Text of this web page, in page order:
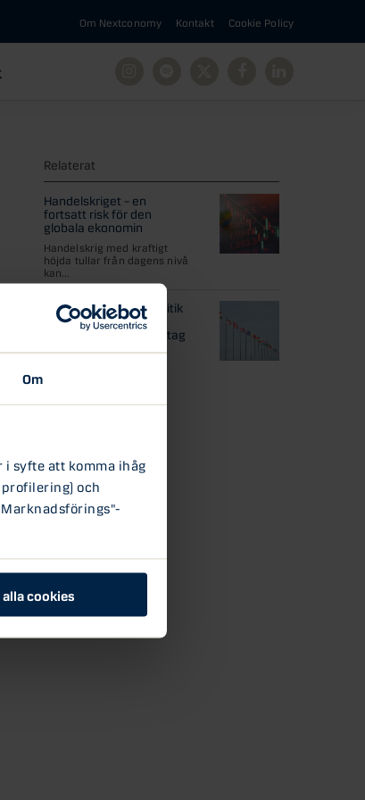
Om
syfte att komma ihåg
och
cookies
Om Nextconomy Kontakt Cookie Policy
Relaterat
Handelskriget – en
fortsatt risk för den
globala ekonomin
Handelskrig med kraftigt
höjda tullar från dagens nivå
kan...
Trumps kortsiktiga politik
kan få långsiktiga
konsekvenser för företag
Trump har på kort tid